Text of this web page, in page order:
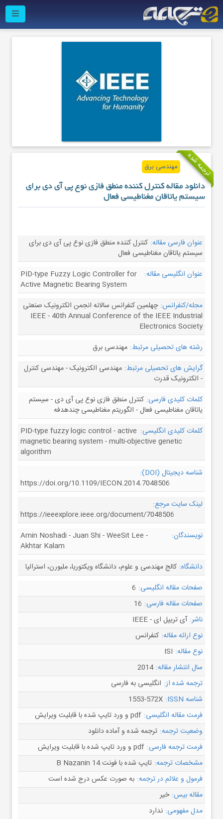
ترجمه شده مهندسی برق
دانلود مقاله کنترل کننده منطق فازی نوع پی آی دی برای
سیستم یاتاقان مغناطیسی فعال
عنوان فارسی مقاله: کنترل کننده منطق فازی نوع پی آی دی برای
سیستم یاتاقان مغناطیسی فعال
عنوان انگلیسی مقاله:
PID-type Fuzzy Logic Controller for
Active Magnetic Bearing System
مجله/کنفرانس: چهلمین کنفرانس سالانه انجمن الکترونیک صنعتی
IEEE - 40th Annual Conference of the IEEE Industrial
Electronics Society
رشته های تحصیلی مرتبط: مهندسی برق
گرایش های تحصیلی مرتبط: مهندسی الکترونیک - مهندسی کنترل
- الکترونیک قدرت
کلمات کلیدی فارسی: کنترل منطق فازی نوع پی آی دی - سیستم
یاتاقان مغناطیسی فعال - الگوریتم مغناطیسی چندهدفه
کلمات کلیدی انگلیسی: PID-type fuzzy logic control - active
magnetic bearing system - multi-objective genetic
algorithm
شناسه دیجیتال (DOI):
https://doi.org/10.1109/IECON.2014.7048506
لینک سایت مرجع:
https://ieeexplore.ieee.org/document/7048506
نویسندگان:
Amin Noshadi - Juan Shi - WeeSit Lee -
Akhtar Kalam
دانشگاه: کالج مهندسی و علوم، دانشگاه ویکتوریا، ملبورن، استرالیا
صفحات مقاله انگلیسی: 6
صفحات مقاله فارسی: 16
ناشر: آی تریپل ای - IEEE
نوع ارائه مقاله: کنفرانس
نوع مقاله: ISI
سال انتشار مقاله: 2014
ترجمه شده از: انگلیسی به فارسی
شناسه ISSN:
1553-572X
فرمت مقاله انگلیسی: pdf و ورد تایپ شده با قابلیت ویرایش
وضعیت ترجمه: ترجمه شده و آماده دانلود
فرمت ترجمه فارسی: pdf و ورد تایپ شده با قابلیت ویرایش
مشخصات ترجمه: تایپ شده با فونت B Nazanin 14
فرمول و علائم در ترجمه: به صورت عکس درج شده است
مقاله بیس: خیر
مدل مفهومی: ندارد